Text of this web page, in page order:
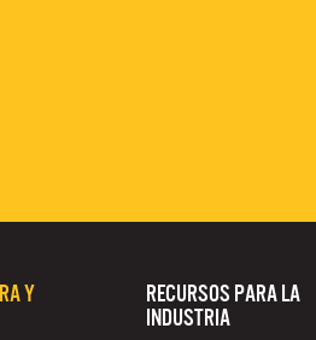
RECURSOS PARA LA
INDUSTRIA
Y